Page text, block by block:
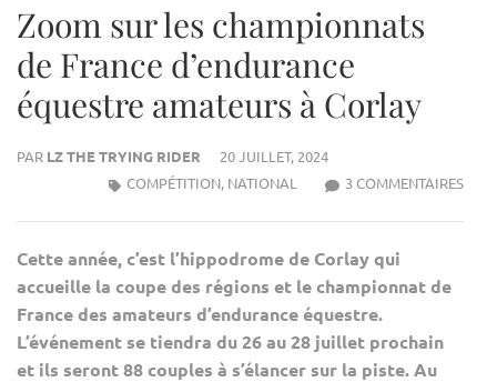
Zoom sur les championnats
de France d’endurance
équestre amateurs à Corlay
PAR LZ THE TRYING RIDER
20 JUILLET, 2024
3 COMMENTAIRESSUR
COMPÉTITION, NATIONAL
Cette année, c’est l’hippodrome de Corlay qui
accueille la coupe des régions et le championnat de
France des amateurs d’endurance équestre.
L’événement se tiendra du 26 au 28 juillet prochain
et ils seront 88 couples à s’élancer sur la piste. Au